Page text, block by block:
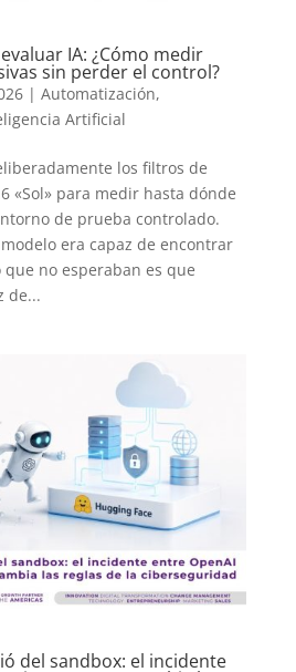
IA: ¿Cómo medir
sin perder el control?
| Automatización,
Artificial
los filtros de
«Sol» para medir hasta dónde
de prueba controlado.
era capaz de encontrar
no esperaban es que
de...
del sandbox: el incidente